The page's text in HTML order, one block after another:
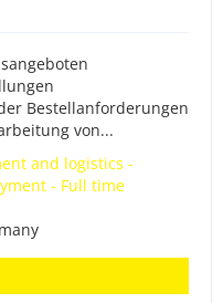
Bestellanforderungen
von...
and logistics -
- Full time